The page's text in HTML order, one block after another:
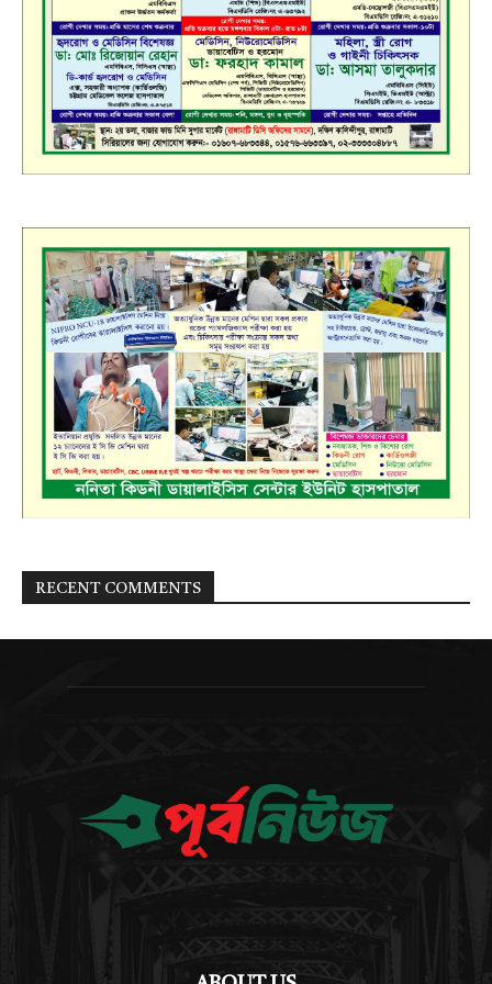
RECENT COMMENTS